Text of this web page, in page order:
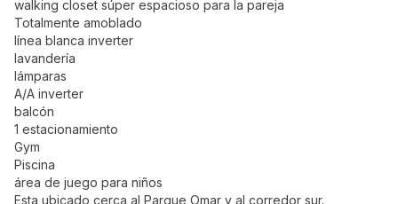
walking closet súper espacioso para la pareja
Totalmente amoblado
línea blanca inverter
lavandería
lámparas
A/A inverter
balcón
1 estacionamiento
Gym
Piscina
área de juego para niños
Esta ubicado cerca al Parque Omar y al corredor sur.